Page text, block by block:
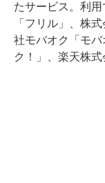
たサービス。利
「フリル」、株
社モバオク「モ
ク！」、楽天株式